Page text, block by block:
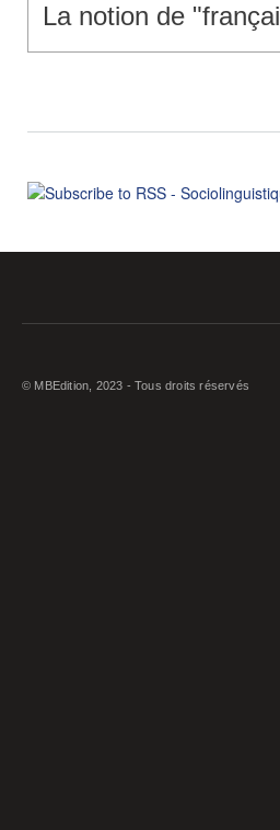
La notion de
© MBEdition, 2023 - Tous droits réservés